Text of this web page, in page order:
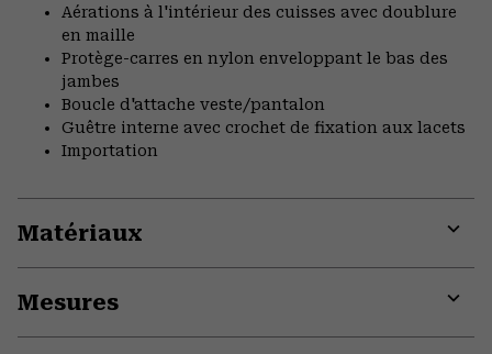
Aérations à l'intérieur des cuisses avec doublure
en maille
Protège-carres en nylon enveloppant le bas des
jambes
Boucle d'attache veste/pantalon
Guêtre interne avec crochet de fixation aux lacets
Importation
Matériaux
Mesures